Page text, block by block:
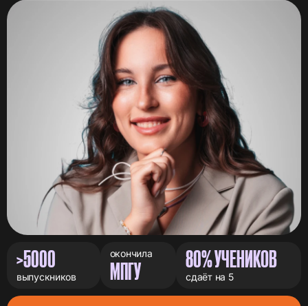
>5000
выпускников МПГУ
окончила 80% УЧЕНИКОВ
сдаёт на 5